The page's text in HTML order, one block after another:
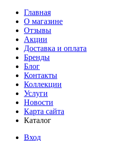
Главная
О магазине
Отзывы
Акции
Доставка и оплата
Бренды
Блог
Контакты
Коллекции
Услуги
Новости
Карта сайта
Каталог
Вход